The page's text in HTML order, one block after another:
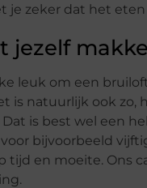
je zeker dat het eten
jezelf
leuk om een
is natuurlijk ook zo,
is best wel een
bijvoorbeeld
tijd en moeite. Ons